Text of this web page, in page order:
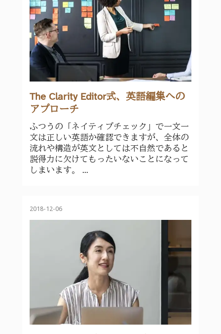
The Clarity Editor式、英語編集への
アプローチ
ふつうの「ネイティブチェック」で一文一
文は正しい英語か確認できますが、全体の
流れや構造が英文としては不自然であると
説得力に欠けてもったいないことになって
しまいます。 ...
2018-12-06